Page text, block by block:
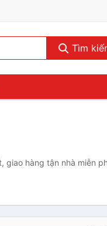
Tìm
giao hàng tận nhà miễn